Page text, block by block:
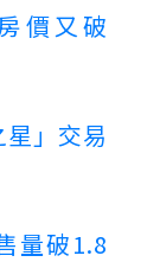
價又破
」交易
量破1.8